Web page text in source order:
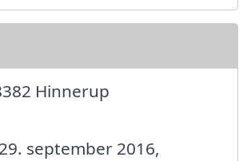
Hinnerup
september 2016,